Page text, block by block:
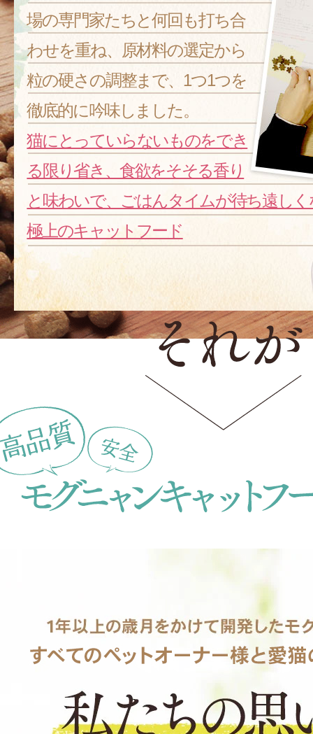
場の専門家たちと何回も打ち合
わせを重ね、原材料の選定から
粒の硬さの調整まで、1つ1つを
徹底的に吟味しました。
猫にとっていらないものをでき
る限り省き、食欲をそそる香り
と味わいで、ごはんタイムが待ち遠しく
極上のキャットフード